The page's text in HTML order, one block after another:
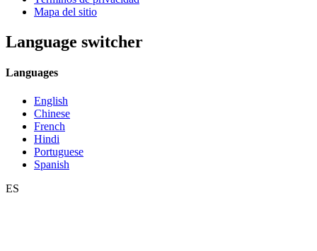
Mapa del sitio
Language switcher
Languages
English
Chinese
French
Hindi
Portuguese
Spanish
ES